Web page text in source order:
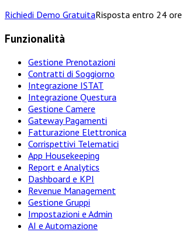
Richiedi Demo GratuitaRisposta entro 24 ore
Funzionalità
Gestione Prenotazioni
Contratti di Soggiorno
Integrazione ISTAT
Integrazione Questura
Gestione Camere
Gateway Pagamenti
Fatturazione Elettronica
Corrispettivi Telematici
App Housekeeping
Report e Analytics
Dashboard e KPI
Revenue Management
Gestione Gruppi
Impostazioni e Admin
AI e Automazione